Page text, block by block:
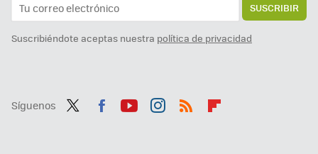
SUSCRIBIR
Suscribiéndote aceptas nuestra política de privacidad
Síguenos